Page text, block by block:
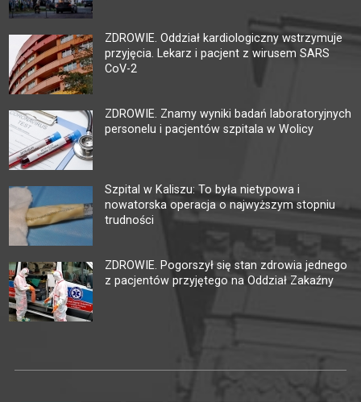
ZDROWIE. Oddział kardiologiczny wstrzymuje
przyjęcia. Lekarz i pacjent z wirusem SARS
CoV-2
ZDROWIE. Znamy wyniki badań laboratoryjnych
personelu i pacjentów szpitala w Wolicy
Szpital w Kaliszu: To była nietypowa i
nowatorska operacja o najwyższym stopniu
trudności
ZDROWIE. Pogorszył się stan zdrowia jednego
z pacjentów przyjętego na Oddział Zakaźny